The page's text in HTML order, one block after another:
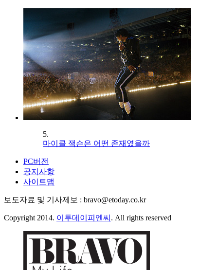
5.
마이클 잭슨은 어떤 존재였을까
PC버전
공지사항
사이트맵
보도자료 및 기사제보 : bravo@etoday.co.kr
Copyright 2014. 이투데이피엔씨 . All rights reserved